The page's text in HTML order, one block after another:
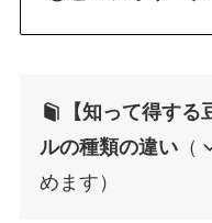
【知って得する
ルの種類の違い（
めます）